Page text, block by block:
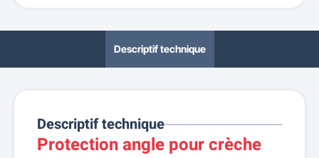
Descriptif technique
Descriptif technique
Protection angle pour crèche